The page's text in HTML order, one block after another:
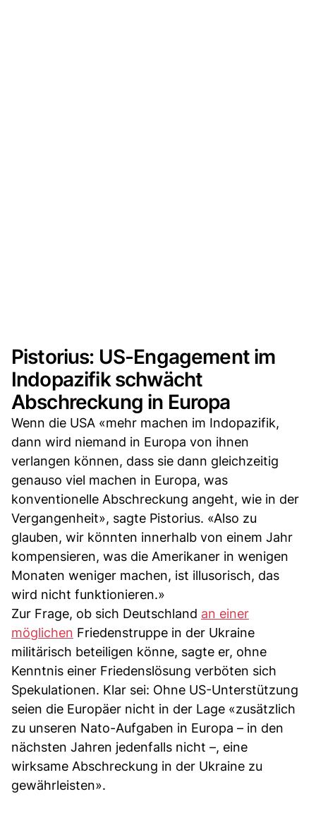
Pistorius: US-Engagement im
Indopazifik schwächt
Abschreckung in Europa
Wenn die USA «mehr machen im Indopazifik,
dann wird niemand in Europa von ihnen
verlangen können, dass sie dann gleichzeitig
genauso viel machen in Europa, was
konventionelle Abschreckung angeht, wie in der
Vergangenheit», sagte Pistorius. «Also zu
glauben, wir könnten innerhalb von einem Jahr
kompensieren, was die Amerikaner in wenigen
Monaten weniger machen, ist illusorisch, das
wird nicht funktionieren.»
Zur Frage, ob sich Deutschland an einer
möglichen Friedenstruppe in der Ukraine
militärisch beteiligen könne, sagte er, ohne
Kenntnis einer Friedenslösung verböten sich
Spekulationen. Klar sei: Ohne US-Unterstützung
seien die Europäer nicht in der Lage «zusätzlich
zu unseren Nato-Aufgaben in Europa – in den
nächsten Jahren jedenfalls nicht –, eine
wirksame Abschreckung in der Ukraine zu
gewährleisten».